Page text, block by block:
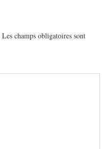
Les champs obligatoires sont